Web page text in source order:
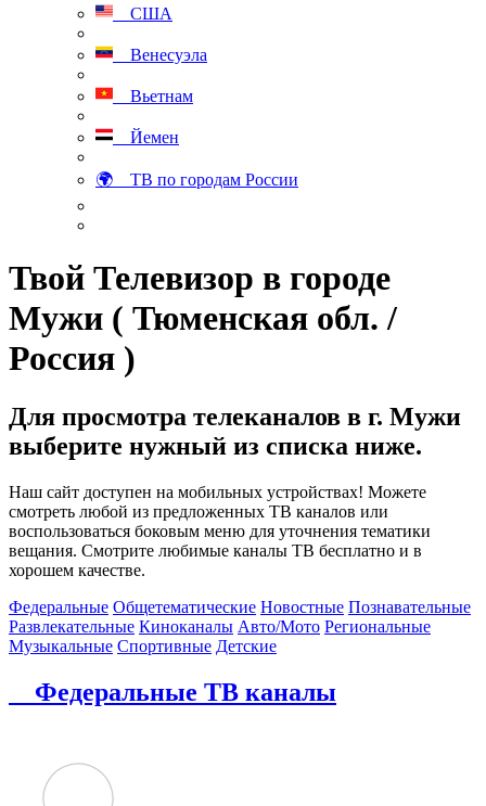
США
Венесуэла
Вьетнам
Йемен
🌍 ТВ по городам России
Твой Телевизор в городе
Мужи ( Тюменская обл. /
Россия )
Для просмотра телеканалов в г. Мужи
выберите нужный из списка ниже.
Наш сайт доступен на мобильных устройствах! Можете
смотреть любой из предложенных ТВ каналов или
воспользоваться боковым меню для уточнения тематики
вещания. Смотрите любимые каналы ТВ бесплатно и в
хорошем качестве.
Федеральные Общетематические Новостные Познавательные
Развлекательные Киноканалы Авто/Мото Региональные
Музыкальные Спортивные Детские
Федеральные ТВ каналы